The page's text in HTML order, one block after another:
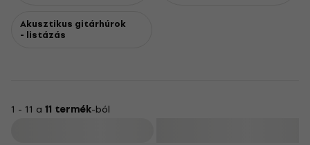
Akusztikus gitárhúrok
- listázás
1 - 11 a 11 termék-ból